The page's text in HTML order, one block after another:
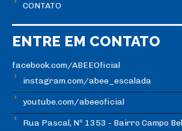
CONTATO
ENTRE EM CONTATO
facebook.com/ABEEOficial
instagram.com/abee_escalada
youtube.com/abeeoficial
Rua Pascal, Nº 1353 - Bairro Campo